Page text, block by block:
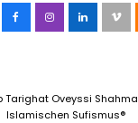
FacebookInstagram
LinkedIn
Tarighat Oveyssi
Islamischen Sufismus®